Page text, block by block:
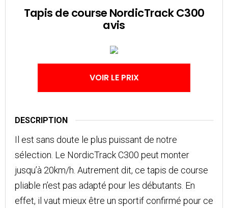
Tapis de course NordicTrack C300
avis
VOIR LE PRIX
DESCRIPTION
Il est sans doute le plus puissant de notre
sélection. Le NordicTrack C300 peut monter
jusqu’à 20km/h. Autrement dit, ce tapis de course
pliable n’est pas adapté pour les débutants. En
effet, il vaut mieux être un sportif confirmé pour ce